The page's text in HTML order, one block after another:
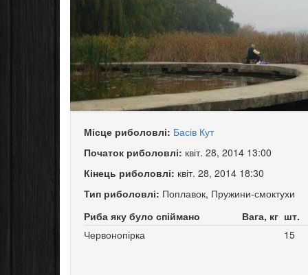
Місце риболовлі: Басів Кут
Початок риболовлі: квіт. 28, 2014 13:00
Кінець риболовлі: квіт. 28, 2014 18:30
Тип риболовлі: Поплавок, Пружини-смоктухи
Риба яку було спіймано
Вага, кг шт.
Червонопірка
15